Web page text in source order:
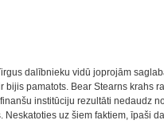
dalībnieku vidū joprojām
pamatots. Bear Stearns krahs
institūciju rezultāti nedaudz
uz šiem faktiem, īpaši